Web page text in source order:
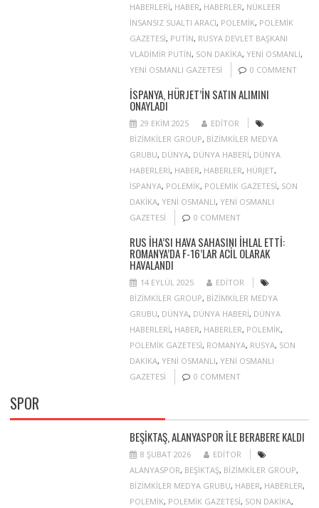
HABERLERI, HABER, HABERLER, NÜKLEER
INSANSIZ SUALTI ARACI, POLEMIK, POLEMIK
GAZETESI, PUTIN, RUSYA DEVLET BAŞKANI
VLADIMIR PUTIN, SON DAKIKA, YENI OSMANLI,
YENI OSMANLI GAZETESI
0 COMMENT
İSPANYA, HÜRJET’IN SATIN ALIMINI
ONAYLADI
29 EKIM 2025
EDITOR
BIZIMKILER GROUP, BIZIMKILER MEDYA
GRUBU, DÜNYA, DÜNYA HABERI, DÜNYA
HABERLERI, HABER, HABERLER, HÜRJET,
ISPANYA, POLEMIK, POLEMIK GAZETESI, SON
DAKIKA, YENI OSMANLI, YENI OSMANLI
GAZETESI
0 COMMENT
RUS İHA’SI HAVA SAHASINI IHLAL ETTI:
ROMANYA’DA F-16’LAR ACIL OLARAK
HAVALANDI
14 EYLÜL 2025
EDITOR
BIZIMKILER GROUP, BIZIMKILER MEDYA
GRUBU, DÜNYA, DÜNYA HABERI, DÜNYA
HABERLERI, HABER, HABERLER, POLEMIK,
POLEMIK GAZETESI, ROMANYA, RUSYA, SON
DAKIKA, YENI OSMANLI, YENI OSMANLI
GAZETESI
0 COMMENT
SPOR
BEŞIKTAŞ, ALANYASPOR ILE BERABERE KALDI
8 ŞUBAT 2026
EDITOR
ALANYASPOR, BEŞIKTAŞ, BIZIMKILER GROUP,
BIZIMKILER MEDYA GRUBU, HABER, HABERLER,
POLEMIK, POLEMIK GAZETESI, SON DAKIKA,